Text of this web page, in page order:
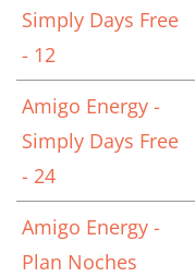
Simply Days Free
- 12
Amigo Energy -
Simply Days Free
- 24
Amigo Energy -
Plan Noches